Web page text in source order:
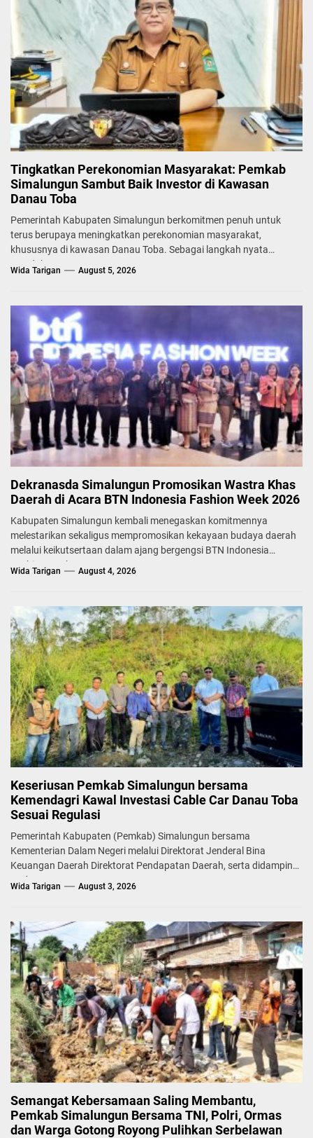
Tingkatkan Perekonomian Masyarakat: Pemkab
Simalungun Sambut Baik Investor di Kawasan
Danau Toba
Pemerintah Kabupaten Simalungun berkomitmen penuh untuk
terus berupaya meningkatkan perekonomian masyarakat,
khususnya di kawasan Danau Toba. Sebagai langkah nyata
mendukung...
Wida Tarigan August 5, 2026
Dekranasda Simalungun Promosikan Wastra Khas
Daerah di Acara BTN Indonesia Fashion Week 2026
Kabupaten Simalungun kembali menegaskan komitmennya
melestarikan sekaligus mempromosikan kekayaan budaya daerah
melalui keikutsertaan dalam ajang bergengsi BTN Indonesia
Fashion Week...
Wida Tarigan August 4, 2026
Keseriusan Pemkab Simalungun bersama
Kemendagri Kawal Investasi Cable Car Danau Toba
Sesuai Regulasi
Pemerintah Kabupaten (Pemkab) Simalungun bersama
Kementerian Dalam Negeri melalui Direktorat Jenderal Bina
Keuangan Daerah Direktorat Pendapatan Daerah, serta didampingi
Badan...
Wida Tarigan August 3, 2026
Semangat Kebersamaan Saling Membantu,
Pemkab Simalungun Bersama TNI, Polri, Ormas
dan Warga Gotong Royong Pulihkan Serbelawan